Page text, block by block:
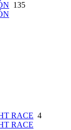
135
RACE 4
RACE